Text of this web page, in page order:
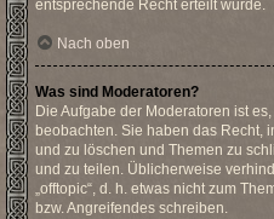
entsprechende Recht erteilt wurde.
Nach oben
Was sind Moderatoren?
Die Aufgabe der Moderatoren ist
beobachten. Sie haben das Recht,
und zu löschen und Themen zu
und zu teilen. Üblicherweise
„offtopic“, d. h. etwas nicht zum
bzw. Angreifendes schreiben.